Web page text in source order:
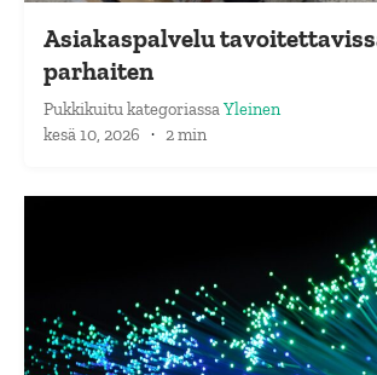
Asiakaspalvelu
parhaiten
PukkikuitukategoriassaYleinen
kesä 10, 2026 · 2 min